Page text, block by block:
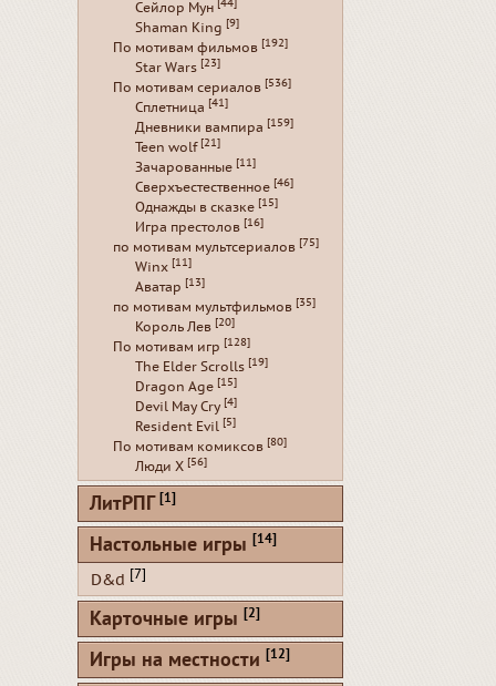
Сейлор Мун [44]
Shaman King [9]
По мотивам фильмов [192]
Star Wars [23]
По мотивам сериалов [536]
Сплетница [41]
Дневники вампира [159]
Teen wolf [21]
Зачарованные [11]
Сверхъестественное [46]
Однажды в сказке [15]
Игра престолов [16]
по мотивам мультсериалов [75]
Winx [11]
Аватар [13]
по мотивам мультфильмов [35]
Король Лев [20]
По мотивам игр [128]
The Elder Scrolls [19]
Dragon Age [15]
Devil May Cry [4]
Resident Evil [5]
По мотивам комиксов [80]
Люди Х [56]
ЛитРПГ [1]
Настольные игры [14]
D&d [7]
Карточные игры [2]
Игры на местности [12]